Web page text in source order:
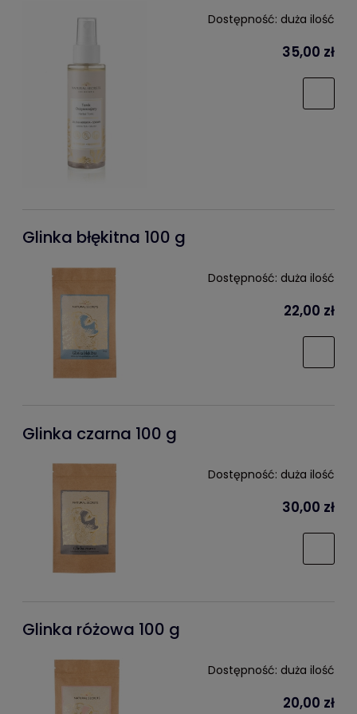
Dostępność: duża ilość
35,00 zł
Glinka błękitna 100 g
Dostępność: duża ilość
22,00 zł
Glinka czarna 100 g
Dostępność: duża ilość
30,00 zł
Glinka różowa 100 g
Dostępność: duża ilość
20,00 zł